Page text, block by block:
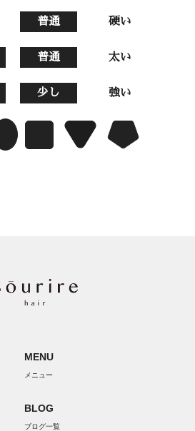
普通 硬い
普通 太い
少し 強い
MENU
メニュー
BLOG
ブログ一覧